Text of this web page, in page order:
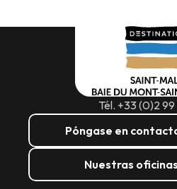
Tél. +33 (0)2
Póngase en
Nuestras